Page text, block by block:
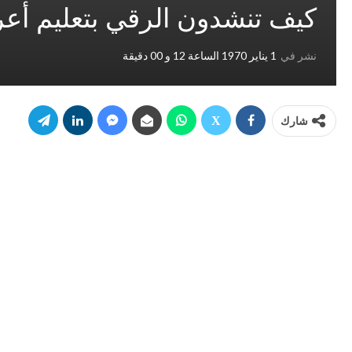
كيف تنشدون الرقي بتعليم
نشر في 1 يناير 1970 الساعة 12 و 00 دقيقة
شارك